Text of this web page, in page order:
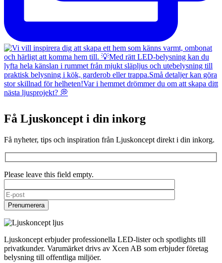
Få Ljuskoncept i din inkorg
Få nyheter, tips och inspiration från Ljuskoncept direkt i din inkorg.
Please leave this field empty.
Ljuskoncept erbjuder professionella LED-lister och spotlights till
privatkunder. Varumärket drivs av Xcen AB som erbjuder företag
belysning till offentliga miljöer.